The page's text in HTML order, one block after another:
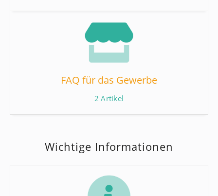
FAQ für das Gewerbe
2 Artikel
Wichtige Informationen